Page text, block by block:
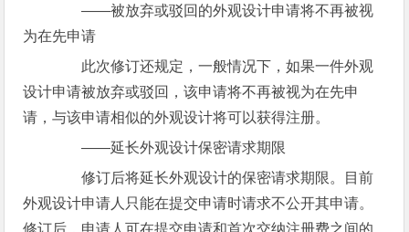
——被放弃或驳回的外观设计申请将不再被视
为在先申请
此次修订还规定，一般情况下，如果一件外观
设计申请被放弃或驳回，该申请将不再被视为在先申
请，与该申请相似的外观设计将可以获得注册。
——延长外观设计保密请求期限
修订后将延长外观设计的保密请求期限。目前
外观设计申请人只能在提交申请时请求不公开其申请。
修订后，申请人可在提交申请和首次交纳注册费之间的